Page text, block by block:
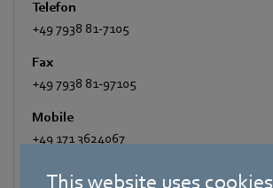
This website uses cookies
Telefon
+49 7938 81-7105
Fax
+49 7938 81-97105
Mobile
+49 171 3624067
E-Mail